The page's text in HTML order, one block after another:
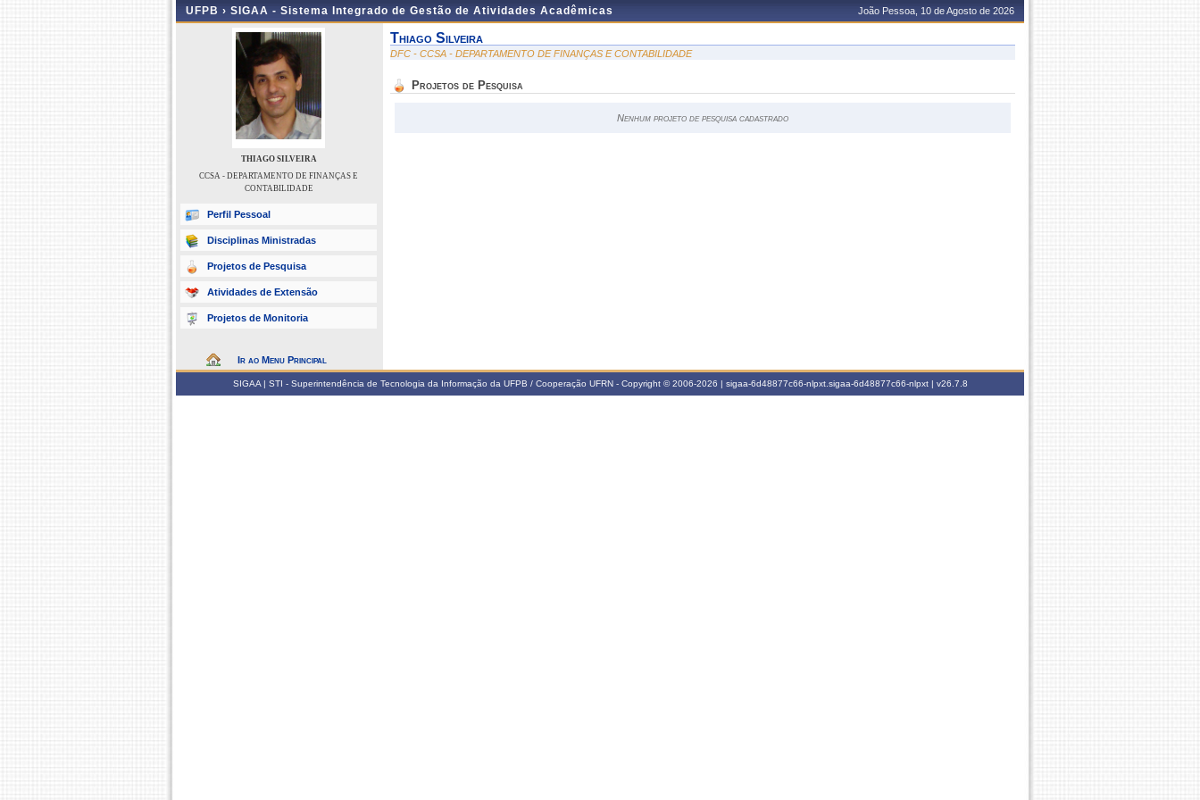
UFPB › SIGAA - Sistema Integrado de Gestão de Atividades Acadêmicas João Pessoa, 10 de Agosto de 2026
THIAGO SILVEIRA
CCSA - DEPARTAMENTO DE FINANÇAS E
CONTABILIDADE
Perfil Pessoal
Disciplinas Ministradas
Projetos de Pesquisa
Atividades de Extensão
Projetos de Monitoria
Ir ao Menu Principal
Thiago Silveira
DFC - CCSA - DEPARTAMENTO DE FINANÇAS E CONTABILIDADE
Projetos de Pesquisa
Nenhum projeto de pesquisa cadastrado
SIGAA | STI - Superintendência de Tecnologia da Informação da UFPB / Cooperação UFRN - Copyright © 2006-2026 | sigaa-6d48877c66-nlpxt.sigaa-6d48877c66-nlpxt | v26.7.8